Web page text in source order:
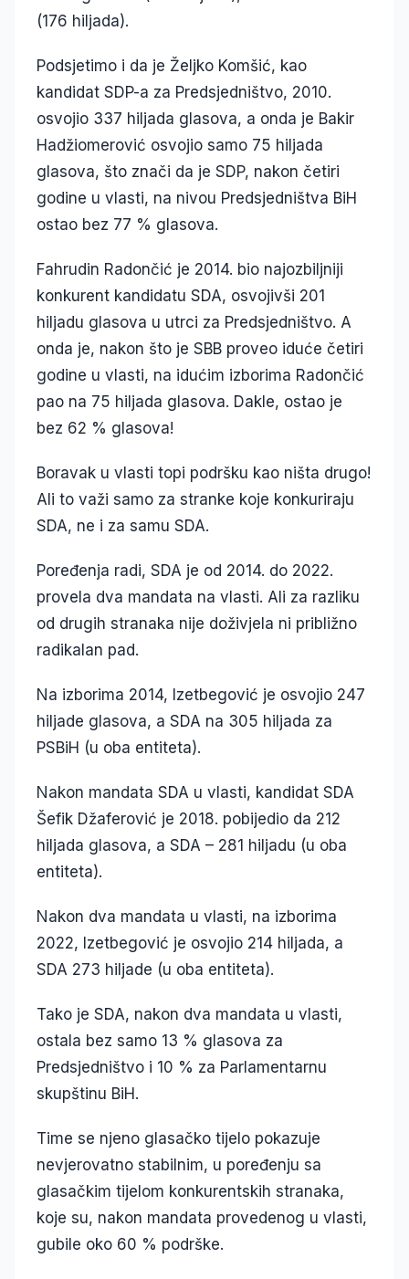
(176 hiljada).
Podsjetimo i da je Željko Komšić, kao
kandidat SDP-a za Predsjedništvo, 2010.
osvojio 337 hiljada glasova, a onda je Bakir
Hadžiomerović osvojio samo 75 hiljada
glasova, što znači da je SDP, nakon četiri
godine u vlasti, na nivou Predsjedništva BiH
ostao bez 77 % glasova.
Fahrudin Radončić je 2014. bio najozbiljniji
konkurent kandidatu SDA, osvojivši 201
hiljadu glasova u utrci za Predsjedništvo. A
onda je, nakon što je SBB proveo iduće četiri
godine u vlasti, na idućim izborima Radončić
pao na 75 hiljada glasova. Dakle, ostao je
bez 62 % glasova!
Boravak u vlasti topi podršku kao ništa drugo!
Ali to važi samo za stranke koje konkuriraju
SDA, ne i za samu SDA.
Poređenja radi, SDA je od 2014. do 2022.
provela dva mandata na vlasti. Ali za razliku
od drugih stranaka nije doživjela ni približno
radikalan pad.
Na izborima 2014, Izetbegović je osvojio 247
hiljade glasova, a SDA na 305 hiljada za
PSBiH (u oba entiteta).
Nakon mandata SDA u vlasti, kandidat SDA
Šefik Džaferović je 2018. pobijedio da 212
hiljada glasova, a SDA – 281 hiljadu (u oba
entiteta).
Nakon dva mandata u vlasti, na izborima
2022, Izetbegović je osvojio 214 hiljada, a
SDA 273 hiljade (u oba entiteta).
Tako je SDA, nakon dva mandata u vlasti,
ostala bez samo 13 % glasova za
Predsjedništvo i 10 % za Parlamentarnu
skupštinu BiH.
Time se njeno glasačko tijelo pokazuje
nevjerovatno stabilnim, u poređenju sa
glasačkim tijelom konkurentskih stranaka,
koje su, nakon mandata provedenog u vlasti,
gubile oko 60 % podrške.